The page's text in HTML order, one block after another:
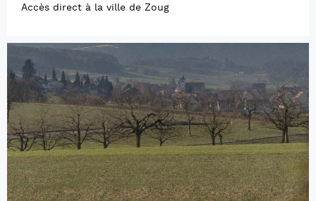
Accès direct à la ville de Zoug